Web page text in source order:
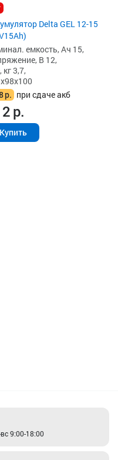
Delta GEL 12-15
емкость, Ач 15,
В 12,
кг 3,7,
р. при сдаче акб
р.
Купить
9:00-18:00